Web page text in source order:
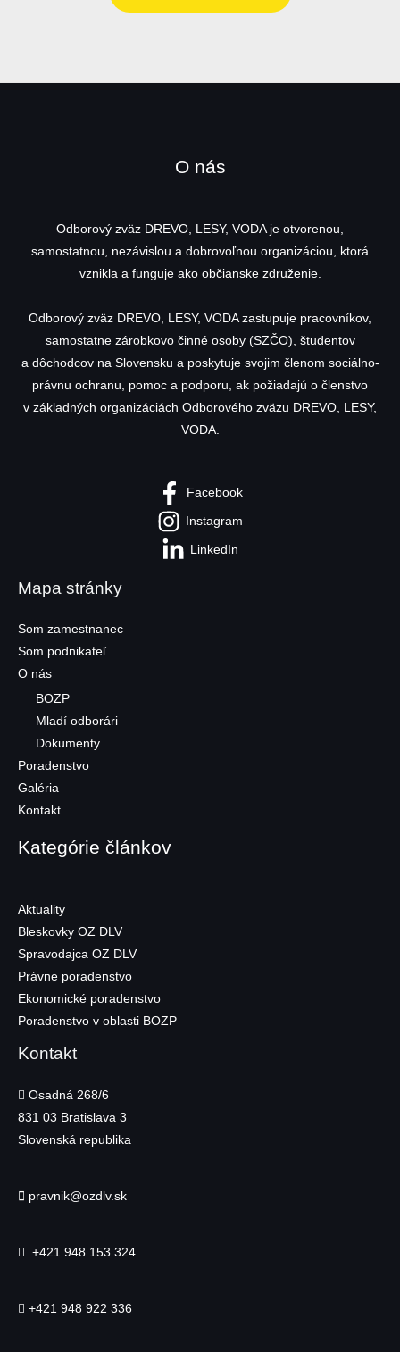
O nás
Odborový zväz DREVO, LESY, VODA je otvorenou,
samostatnou, nezávislou a dobrovoľnou organizáciou, ktorá
vznikla a funguje ako občianske združenie.
Odborový zväz DREVO, LESY, VODA zastupuje pracovníkov,
samostatne zárobkovo činné osoby (SZČO), študentov
a dôchodcov na Slovensku a poskytuje svojim členom sociálno-
právnu ochranu, pomoc a podporu, ak požiadajú o členstvo
v základných organizáciách Odborového zväzu DREVO, LESY,
VODA.
Facebook
Instagram
LinkedIn
Mapa stránky
Som zamestnanec
Som podnikateľ
O nás
BOZP
Mladí odborári
Dokumenty
Poradenstvo
Galéria
Kontakt
Kategórie článkov
Aktuality
Bleskovky OZ DLV
Spravodajca OZ DLV
Právne poradenstvo
Ekonomické poradenstvo
Poradenstvo v oblasti BOZP
Kontakt
Osadná 268/6
831 03 Bratislava 3
Slovenská republika
pravnik@ozdlv.sk
+421 948 153 324
+421 948 922 336